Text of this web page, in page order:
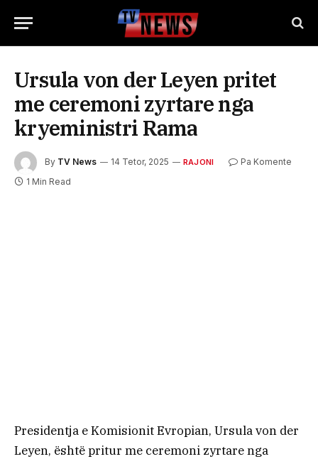
Ursula von der Leyen pritet
me ceremoni zyrtare nga
kryeministri Rama
By TV News 14 Tetor, 2025 RAJONI
Pa Komente
1 Min Read
Presidentja e Komisionit Evropian, Ursula von der
Leyen, është pritur me ceremoni zyrtare nga